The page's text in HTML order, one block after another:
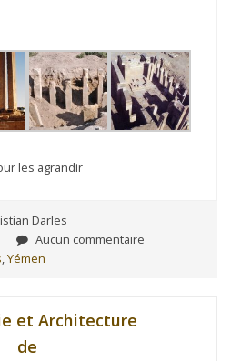
les agrandir
Darles
Aucun commentaire
,Yémen
et Architecture
de